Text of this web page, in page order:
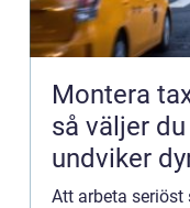
Montera
så väljer
undviker
Att arbeta